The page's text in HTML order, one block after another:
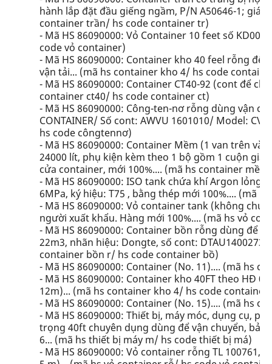
hành lắp đặt đầu giếng ngầm, P/N A50646-1; giá
container trần/ hs code container tr)
- Mã HS 86090000: Vỏ Container 10 feet số
code vỏ container)
- Mã HS 86090000: Container kho 40 feel rỗng
vận tải... (mã hs container kho 4/ hs code
- Mã HS 86090000: Container CT40-92 (cont để
container ct40/ hs code container ct)
- Mã HS 86090000: Công-ten-nơ rỗng dùng vận
CONTAINER/ Số cont: AWVU 1601010/ Model:
hs code côngtennơ)
- Mã HS 86090000: Container Mềm (1 van trên và
24000 lít, phụ kiện kèm theo 1 bộ gồm 1 cuộn
cửa container, mới 100%.... (mã hs container
- Mã HS 86090000: ISO tank chứa khí Argon
6MPa, ký hiệu: T75 , bằng thép mới 100%.... (mã
- Mã HS 86090000: Vỏ container tank (không
người xuất khẩu. Hàng mới 100%.... (mã hs vỏ
- Mã HS 86090000: Container bồn rỗng dùng để
22m3, nhãn hiệu: Dongte, số cont: DTAU1400273/
container bồn r/ hs code container bồ)
- Mã HS 86090000: Container (No. 11).... (mã hs
- Mã HS 86090000: Container kho 40FT theo HĐ
12m)... (mã hs container kho 4/ hs code container
- Mã HS 86090000: Container (No. 15).... (mã hs
- Mã HS 86090000: Thiết bị, máy móc, dụng cụ,
trọng 40ft chuyên dụng dùng để vận chuyển, bảo
6... (mã hs thiết bị máy m/ hs code thiết bị má)
- Mã HS 86090000: Vỏ container rỗng TL 100761,